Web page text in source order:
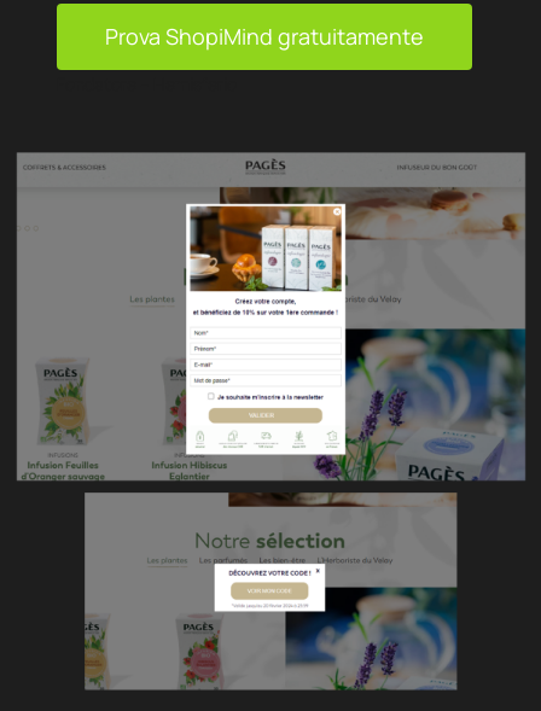
Prova ShopiMind gratuitamente